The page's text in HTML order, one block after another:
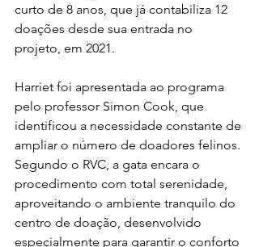
curto de 8 anos, que já contabiliza 12
doações desde sua entrada no
projeto, em 2021.
Harriet foi apresentada ao programa
pelo professor Simon Cook, que
identificou a necessidade constante de
ampliar o número de doadores felinos.
Segundo o RVC, a gata encara o
procedimento com total serenidade,
aproveitando o ambiente tranquilo do
centro de doação, desenvolvido
especialmente para garantir o conforto